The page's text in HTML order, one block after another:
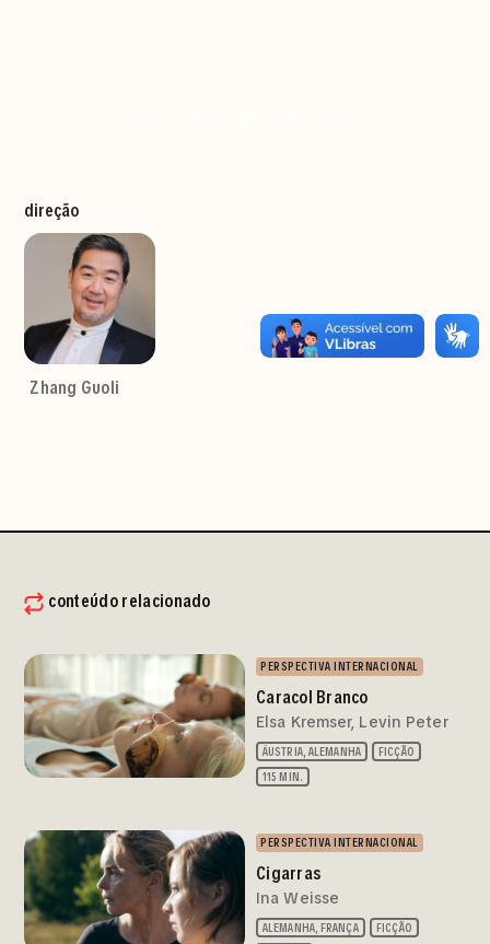
direção
Zhang Guoli
conteúdo relacionado
PERSPECTIVA INTERNACIONAL
Caracol Branco
Elsa Kremser, Levin Peter
ÁUSTRIA, ALEMANHA
FICÇÃO
115 MIN.
PERSPECTIVA INTERNACIONAL
Cigarras
Ina Weisse
ALEMANHA, FRANÇA
FICÇÃO